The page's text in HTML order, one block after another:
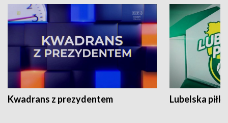
Kwadrans z prezydentem Lubelska piłka